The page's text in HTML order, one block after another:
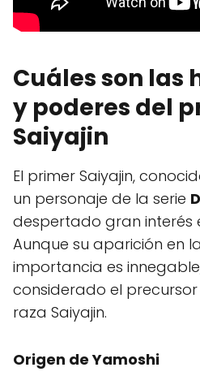
Cuáles son las
y poderes del
Saiyajin
El primer Saiyajin,
un personaje de la serie
despertado gran interés
Aunque su aparición en
importancia es
considerado el
raza Saiyajin.
Origen de Yamoshi